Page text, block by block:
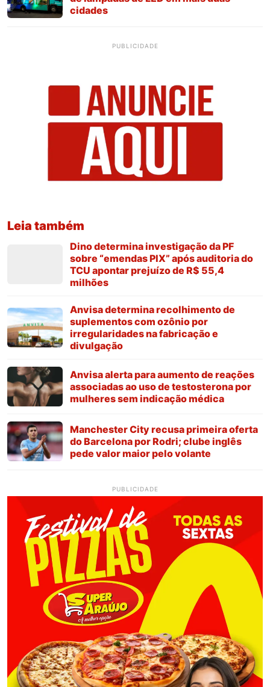
cidades
PUBLICIDADE
Leia também
Dino determina investigação da PF
sobre “emendas PIX” após auditoria do
TCU apontar prejuízo de R$ 55,4
milhões
Anvisa determina recolhimento de
suplementos com ozônio por
irregularidades na fabricação e
divulgação
Anvisa alerta para aumento de reações
associadas ao uso de testosterona por
mulheres sem indicação médica
Manchester City recusa primeira oferta
do Barcelona por Rodri; clube inglês
pede valor maior pelo volante
PUBLICIDADE